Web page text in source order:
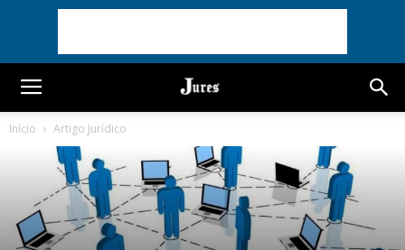
Início Artigo Jurídico